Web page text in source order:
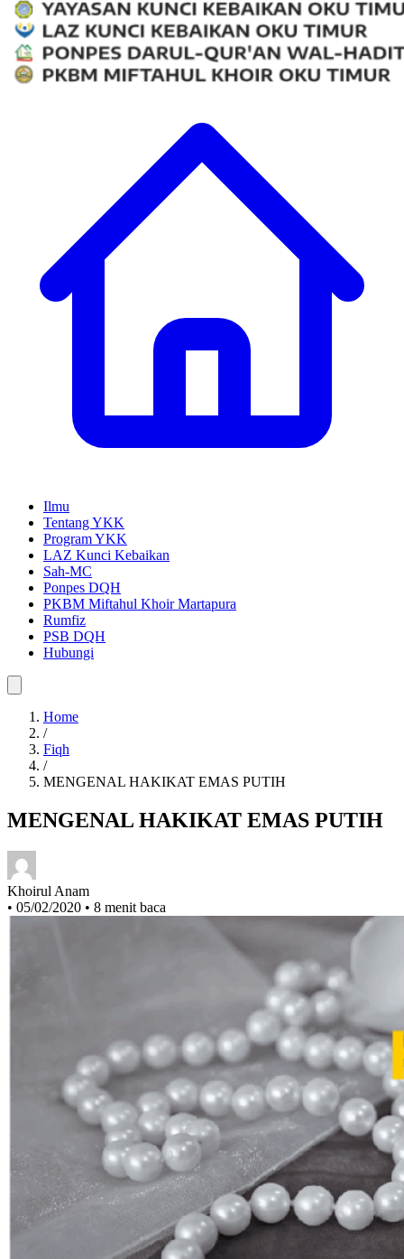
Ilmu
Tentang YKK
Program YKK
LAZ Kunci Kebaikan
Sah-MC
Ponpes DQH
PKBM Miftahul Khoir Martapura
Rumfiz
PSB DQH
Hubungi
Home
/
Fiqh
/
MENGENAL HAKIKAT EMAS PUTIH
MENGENAL HAKIKAT EMAS PUTIH
Khoirul Anam
• 05/02/2020 • 8 menit baca